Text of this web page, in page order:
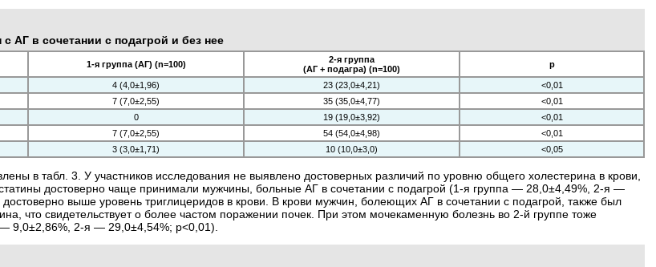
АГ в сочетании с подагрой и без нее
1-я группа (АГ) (n=100)
2-я группа
(АГ + подагра) (n=100)
р
4 (4,0±1,96) 23 (23,0±4,21)
<0,01
7 (7,0±2,55) 35 (35,0±4,77)
<0,01
0 19 (19,0±3,92)
<0,01
7 (7,0±2,55) 54 (54,0±4,98)
<0,01
3 (3,0±1,71) 10 (10,0±3,0) <0,05
в табл. 3. У участников исследования не выявлено достоверных различий по уровню общего холестерина в крови,
статины достоверно чаще принимали мужчины, больные АГ в сочетании с подагрой (1-я группа — 28,0±4,49%, 2-я —
выше уровень триглицеридов в крови. В крови мужчин, болеющих АГ в сочетании с подагрой, также был
что свидетельствует о более частом поражении почек. При этом мочекаменную болезнь во 2-й группе тоже
9,0±2,86%, 2-я — 29,0±4,54%; р<0,01).